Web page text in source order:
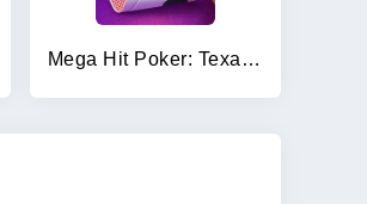
Mega Hit Poker: Texas Holdem